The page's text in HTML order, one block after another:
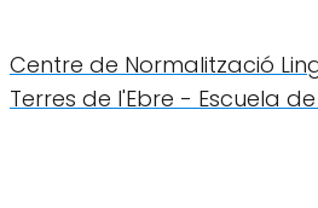
Centre de Normalització
Terres de l'Ebre - Escuela